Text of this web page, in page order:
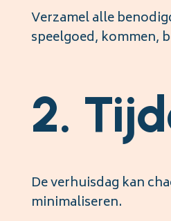
Verzamel alle
speelgoed, kommen,
2.
De verhuisdag kan
minimaliseren.